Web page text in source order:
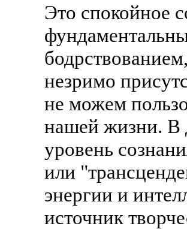
Это спокойное
незримо
не можем
нашей жизни. В
уровень
или
энергии и
источник